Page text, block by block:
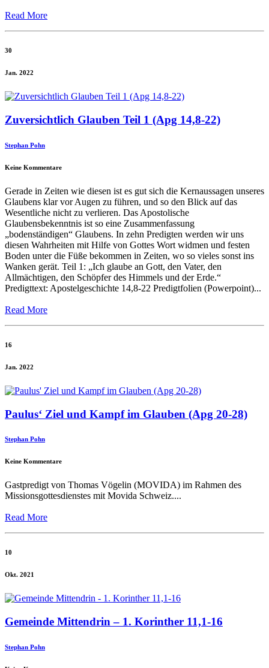
Read More
30
Jan. 2022
Zuversichtlich Glauben Teil 1 (Apg 14,8-22)
Stephan Pohn
Keine Kommentare
Gerade in Zeiten wie diesen ist es gut sich die Kernaussagen unseres
Glaubens klar vor Augen zu führen, und so den Blick auf das
Wesentliche nicht zu verlieren. Das Apostolische
Glaubensbekenntnis ist so eine Zusammenfassung
„bodenständigen“ Glaubens. In zehn Predigten werden wir uns
diesen Wahrheiten mit Hilfe von Gottes Wort widmen und festen
Boden unter die Füße bekommen in Zeiten, wo so vieles sonst ins
Wanken gerät. Teil 1: „Ich glaube an Gott, den Vater, den
Allmächtigen, den Schöpfer des Himmels und der Erde.“
Predigttext: Apostelgeschichte 14,8-22 Predigtfolien (Powerpoint)...
Read More
16
Jan. 2022
Paulus‘ Ziel und Kampf im Glauben (Apg 20-28)
Stephan Pohn
Keine Kommentare
Gastpredigt von Thomas Vögelin (MOVIDA) im Rahmen des
Missionsgottesdienstes mit Movida Schweiz....
Read More
10
Okt. 2021
Gemeinde Mittendrin – 1. Korinther 11,1-16
Stephan Pohn